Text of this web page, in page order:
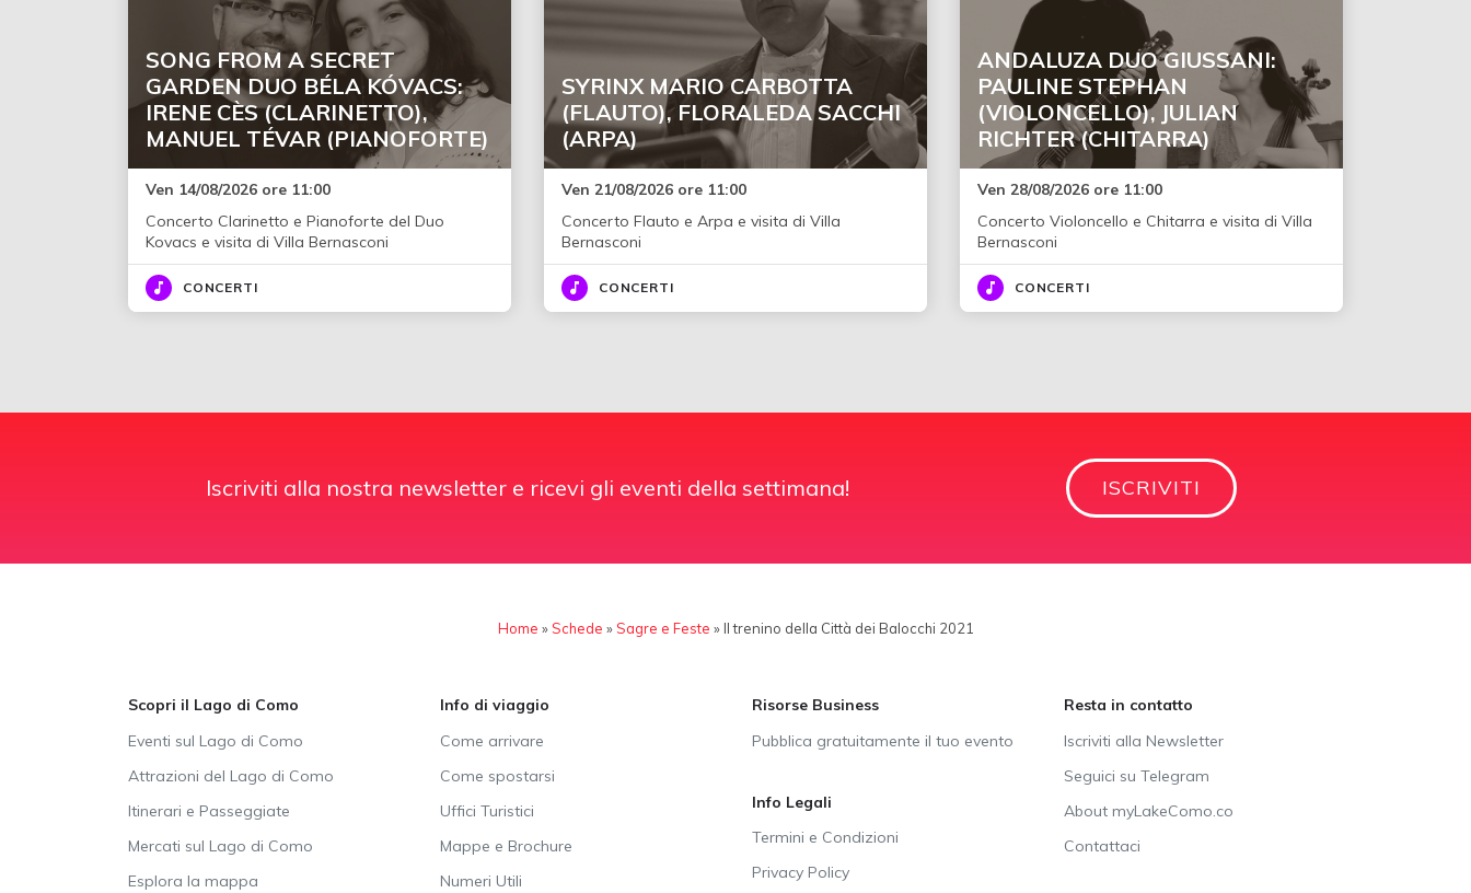
SONG FROM A SECRET
GARDEN DUO BÉLA KÓVACS:
IRENE CÈS (CLARINETTO),
MANUEL TÉVAR (PIANOFORTE)
Ven 14/08/2026 ore 11:00
Concerto Clarinetto e Pianoforte del Duo
Kovacs e visita di Villa Bernasconi
CONCERTI
SYRINX MARIO CARBOTTA
(FLAUTO), FLORALEDA SACCHI
(ARPA)
Ven 21/08/2026 ore 11:00
Concerto Flauto e Arpa e visita di Villa
Bernasconi
CONCERTI
ANDALUZA DUO GIUSSANI:
PAULINE STEPHAN
(VIOLONCELLO), JULIAN
RICHTER (CHITARRA)
Ven 28/08/2026 ore 11:00
Concerto Violoncello e Chitarra e visita di Villa
Bernasconi
CONCERTI
Iscriviti alla nostra newsletter e ricevi gli eventi della settimana! ISCRIVITI
Home »Schede »Sagre e Feste » Il trenino della Città dei Balocchi 2021
Scopri il Lago di Como
Eventi sul Lago di Como
Attrazioni del Lago di Como
Itinerari e Passeggiate
Mercati sul Lago di Como
Esplora la mappa
Info di viaggio
Come arrivare
Come spostarsi
Uffici Turistici
Mappe e Brochure
Numeri Utili
Risorse Business
Pubblica gratuitamente il tuo evento
Info Legali
Termini e Condizioni
Privacy Policy
Resta in contatto
Iscriviti alla Newsletter
Seguici su Telegram
About myLakeComo.co
Contattaci